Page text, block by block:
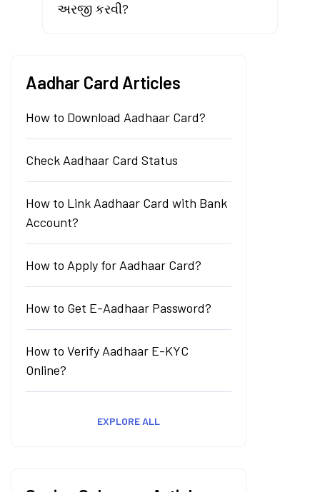
અરજી કરવી?
Aadhar Card Articles
How to Download Aadhaar Card?
Check Aadhaar Card Status
How to Link Aadhaar Card with Bank
Account?
How to Apply for Aadhaar Card?
How to Get E-Aadhaar Password?
How to Verify Aadhaar E-KYC
Online?
EXPLORE ALL